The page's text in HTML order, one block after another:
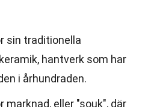
sin traditionella
hantverk som har
i århundraden.
marknad, eller "souk", där